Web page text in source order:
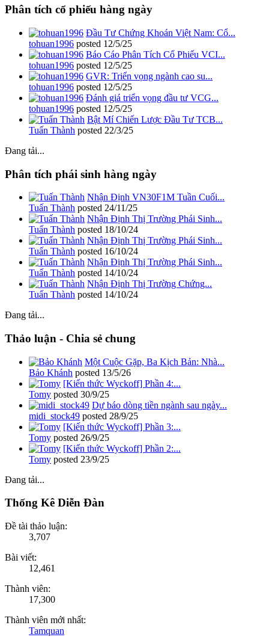
Phân tích cổ phiếu hàng ngày
Đầu Tư Chứng Khoán Việt Nam: Cổ...
tohuan1996 posted 12/5/25
Báo Cáo Phân Tích Cổ Phiếu VCI...
tohuan1996 posted 12/5/25
GVR: Triển vọng ngành cao su...
tohuan1996 posted 12/5/25
Đánh giá triển vọng đầu tư VCG...
tohuan1996 posted 12/5/25
Bật Mí Chiến Lược Đầu Tư TCB...
Tuấn Thành posted 22/3/25
Đang tải...
Phân tích phái sinh hàng ngày
Nhận Định VN30F1M Tuần Cuối...
Tuấn Thành posted 24/11/25
Nhận Định Thị Trường Phái Sinh...
Tuấn Thành posted 18/10/24
Nhận Định Thị Trường Phái Sinh...
Tuấn Thành posted 16/10/24
Nhận Định Thị Trường Phái Sinh...
Tuấn Thành posted 14/10/24
Nhận Định Thị Trường Chứng...
Tuấn Thành posted 14/10/24
Đang tải...
Thảo luận - Chia sẻ chung
Một Cuộc Gặp, Ba Kịch Bản: Nhà...
Bảo Khánh posted 13/5/26
[Kiến thức Wyckoff] Phần 4:...
Tomy posted 30/9/25
Dự báo dòng tiền ngành sau ngày...
midi_stock49 posted 28/9/25
[Kiến thức Wyckoff] Phần 3:...
Tomy posted 26/9/25
[Kiến thức Wyckoff] Phần 2:...
Tomy posted 23/9/25
Đang tải...
Thống Kê Diễn Đàn
Đề tài thảo luận:
3,707
Bài viết:
12,461
Thành viên:
17,300
Thành viên mới nhất:
Tamquan